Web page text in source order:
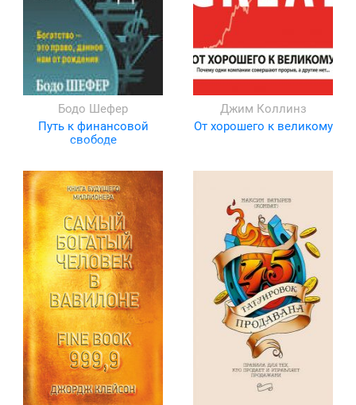
Бодо Шефер
Путь к финансовой
свободе
Джим Коллинз
От хорошего к великому